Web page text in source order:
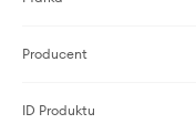
Producent
ID Produktu